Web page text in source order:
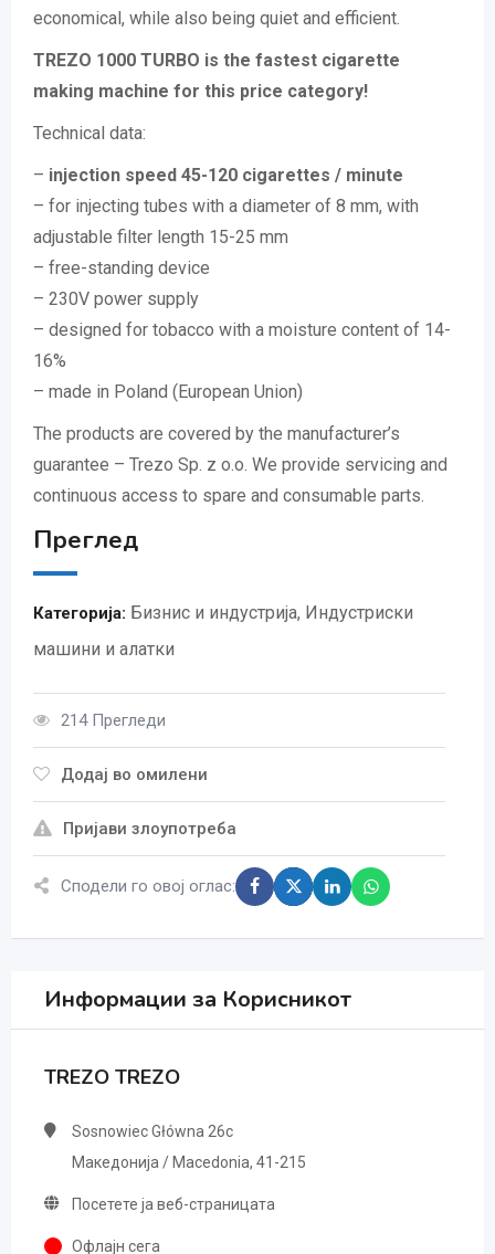
economical, while also being quiet and efficient.
TREZO 1000 TURBO is the fastest cigarette
making machine for this price category!
Technical data:
– injection speed 45-120 cigarettes / minute
– for injecting tubes with a diameter of 8 mm, with
adjustable filter length 15-25 mm
– free-standing device
– 230V power supply
– designed for tobacco with a moisture content of 14-
16%
– made in Poland (European Union)
The products are covered by the manufacturer’s
guarantee – Trezo Sp. z o.o. We provide servicing and
continuous access to spare and consumable parts.
Преглед
Категорија: Бизнис и индустрија, Индустриски
машини и алатки
214 Прегледи
Додај во омилени
Пријави злоупотреба
Сподели го овој оглас:
Информации за Корисникот
TREZO TREZO
Sosnowiec Główna 26c
Македонија / Macedonia, 41-215
Посетете ја веб-страницата
Офлајн сега